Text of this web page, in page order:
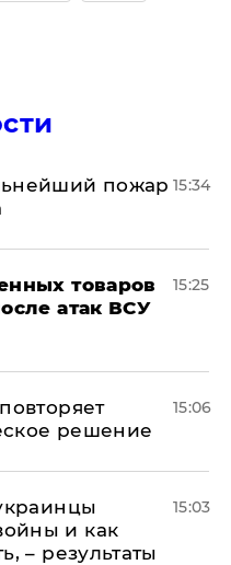
пожар 15:34
товаров
атак ВСУ
15:25
решение
15:06
и как
– результаты
15:03